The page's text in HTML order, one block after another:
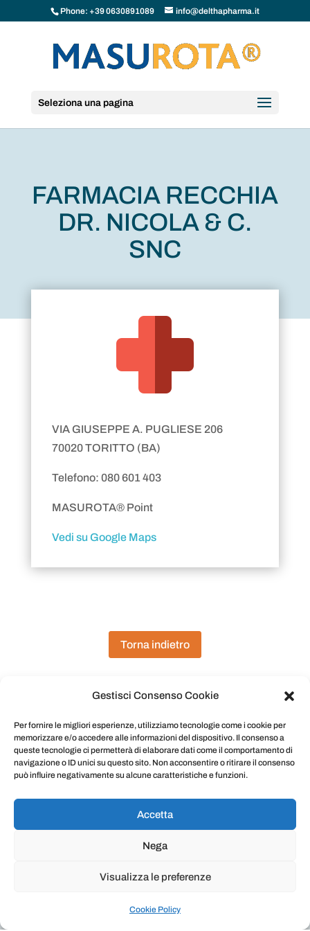
Gestisci Consenso Cookie
Per fornire le migliori esperienze, utilizziamo tecnologie come i cookie per
memorizzare e/o accedere alle informazioni del dispositivo. Il consenso a
queste tecnologie ci permetterà di elaborare dati come il comportamento di
navigazione o ID unici su questo sito. Non acconsentire o ritirare il consenso
può influire negativamente su alcune caratteristiche e funzioni.
Accetta
Nega
Visualizza le preferenze
Cookie Policy
Phone: +39 0630891089 info@delthapharma.it
Seleziona una pagina
FARMACIA RECCHIA
DR. NICOLA & C.
SNC
VIA GIUSEPPE A. PUGLIESE 206
70020 TORITTO (BA)
Telefono: 080 601 403
MASUROTA® Point
Vedi su Google Maps
Torna indietro
Masu rota® è un marchio della Deltha Pharma srl |
P.IVA 10612681006 | Via Ronciglione, 8 00191
Roma | Telefono: +39 0630891089 | Fax: +39
0645227290
info@delthapharma.it